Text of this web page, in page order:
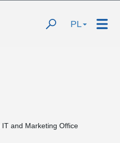
PL
and Marketing Office